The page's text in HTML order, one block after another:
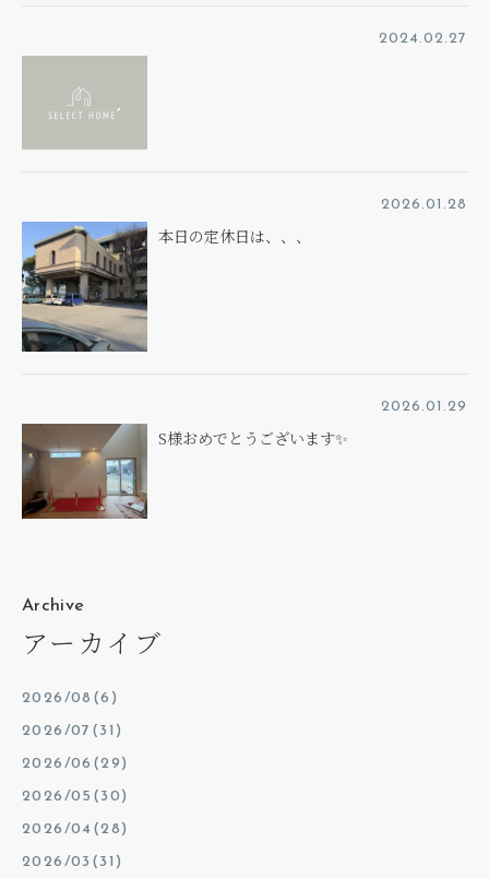
2024.02.27
2026.01.28
本日の定休日は、、、
2026.01.29
S様おめでとうございます✨
Archive
アーカイブ
2026/08(6)
2026/07(31)
2026/06(29)
2026/05(30)
2026/04(28)
2026/03(31)